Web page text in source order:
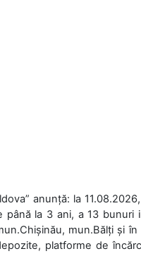
anunță: la
la 3 ani, a 13 bunuri
mun.Bălți și
platforme de